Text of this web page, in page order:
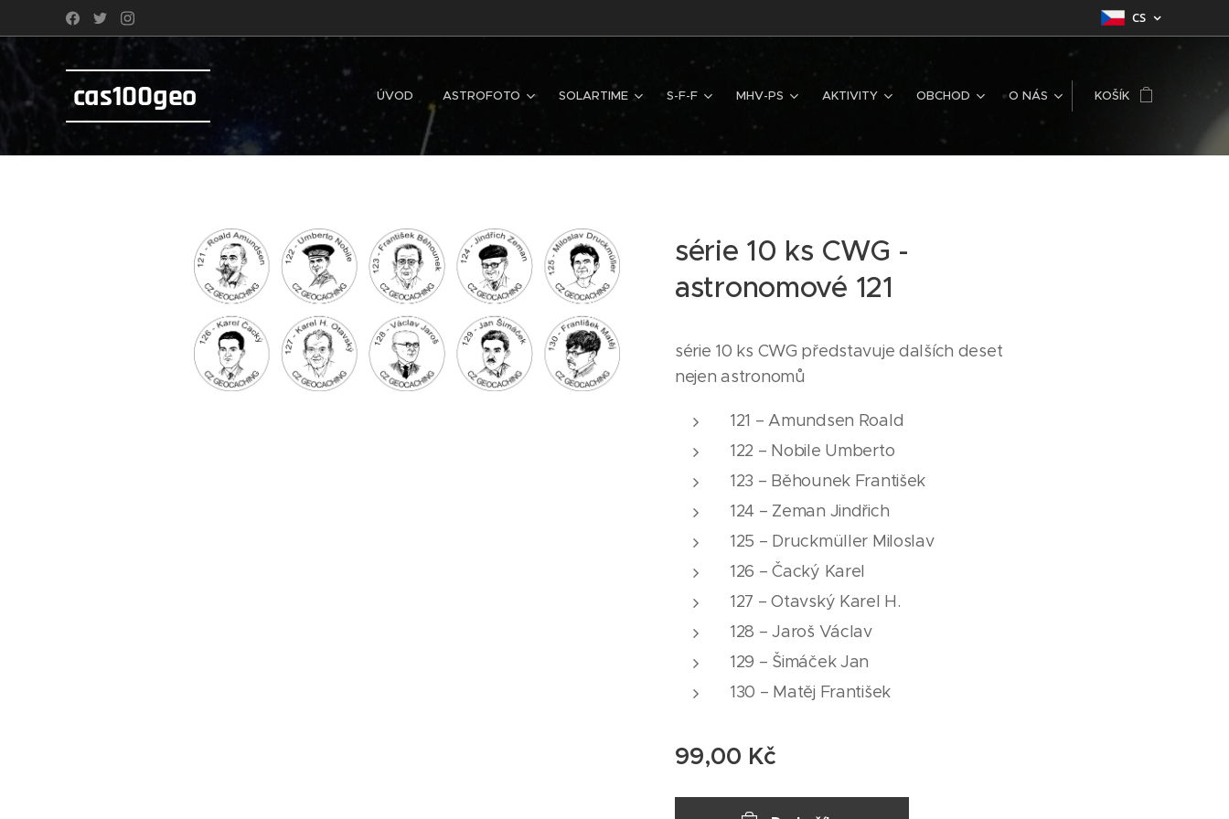
CS
cas100geo ÚVOD ASTROFOTO SOLARTIME S-F-F MHV-PS AKTIVITY OBCHOD O NÁS KOŠÍK
série 10 ks CWG -
astronomové 121
série 10 ks CWG představuje dalších deset
nejen astronomů
121 – Amundsen Roald
122 – Nobile Umberto
123 – Běhounek František
124 – Zeman Jindřich
125 – Druckmüller Miloslav
126 – Čacký Karel
127 – Otavský Karel H.
128 – Jaroš Václav
129 – Šimáček Jan
130 – Matěj František
99,00 Kč